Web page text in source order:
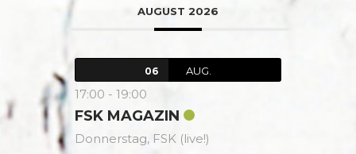
AUGUST 2026
06 AUG.
17:00 - 19:00
FSK MAGAZIN
Donnerstag, FSK (live!)